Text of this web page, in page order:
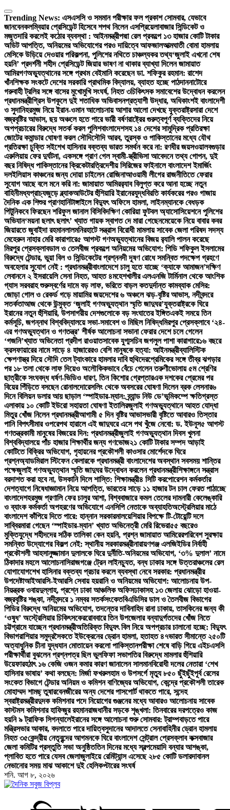
Skip
to
content
Trending News: এসএসসি ও সমমান পরীক্ষার ফল প্রকাশ সোমবার, যেভাবে
জানবেনকলম্বিয়ার প্রেসিডেন্ট হিসেবে শপথ নিলেন এসপ্রিয়েলাবাজার সিন্ডিকেট ও
মজুতদারি করলেই কঠোর ব্যবস্থা : আইনমন্ত্রীপদ্মা রেল প্রকল্পে ১৩ হাজার কোটি টাকার
অডিট আপত্তি, অনিয়মের অভিযোগের পরও দায়িত্বে আফজালআত্মঘাতী বোমা হামলায়
মেসিকে উড়িয়ে দেওয়ার পরিকল্পনা, পুলিশের নথিতে চাঞ্চল্যকর তথ্য‘জুলাই এখনো শেষ
হয়নি’ প্রদর্শনী শহীদ প্রেসিডেন্ট জিয়ার ভাষণ না থাকার ব্যাখ্যা দিলেন জামায়াত
আমিরগণঅভ্যুত্থানের সঙ্গে প্রথম বেইমানি করেছেন ডা. শফিকুর রহমান: রাশেদ
খাঁনশিক্ষক সংকটে দেশের সরকারি প্রাথমিক বিদ্যালয়, ব্যাহত হচ্ছে পাঠদাননাটোরে
গরুবাহী ট্রলির সঙ্গে বাসের মুখোমুখি সংঘর্ষ, নিহত ৩চিকিৎসক সমাবেশের উদ্বোধন করলেন
প্রধানমন্ত্রীগ্রিস উপকূলে দুই শতাধিক অভিবাসনপ্রত্যাশী উদ্ধার, অধিকাংশই বাংলাদেশী
ও সুদানিহরমুজ নিয়ে ইরান-ওমান আলোচনায় আশার আলো দেখছে যুক্তরাষ্ট্রসারা দেশে
বজ্রবৃষ্টির আভাস, ছয় অঞ্চলে হতে পারে ভারী বর্ষণরাষ্ট্রের গুরুত্বপূর্ণ ব্যক্তিদের নিয়ে
অপপ্রচারের বিরুদ্ধে সতর্ক করল পুলিশবাংলাদেশসহ ১৪ দেশের সামুদ্রিক প্রতিরক্ষা
জোটের কমান্ডার ঘোষণা করল সৌদিসৌদি আরব, তুরস্ক ও পাকিস্তানের মধ্যে যৌথ
প্রতিরক্ষা চুক্তি সইশেখ হাসিনার বক্তব্য ভারত সমর্থন করে না: রণধীর জয়সওয়ালবগুড়ার
এরুলিয়ায় ফের দুর্ঘটনা, একসঙ্গে প্রাণ গেল স্বামী-স্ত্রীভিসা আবেদনে তথ্য গোপন, দুই
বছর নিষিদ্ধ পাকিস্তানের ক্রিকেটারত্রিদেশীয় সিরিজের ফাইনালে বাংলাদেশ ইমার্জিং
দলইলিয়াস কাঞ্চনের জন্য দোয়া চাইলেন রোজিনাআওয়ামী লীগের রাজনীতিতে ফেরার
সুযোগ আছে বলে মনে করি না: জামায়াত আমিরর‍্যাব বিলুপ্ত করে আনা হচ্ছে নতুন
বাহিনীমধ্যপ্রাচ্যজুড়ে ব্ল্যাকআউটের হুঁশিয়ারি ইরানেরযুদ্ধবিরতি কার্যকরের পরও গাজায়
দৈনিক এক শিশুর প্রাণহানিটাঙ্গাইলে বিদ্যুৎ অফিসে হামলা, লাইনম্যানকে বেধড়ক
পিটুনিকবে ফিরছেন শরিফুল জানাল বিসিবিদক্ষিণ কোরিয়া ফুটবল অ্যাসোসিয়েশনে পুলিশের
অভিযান‘ময়না ছলাৎ ছলাৎ’ খ্যাত গায়ক স্বাগত দে মারা গেছেনমেয়েকে নিয়ে বাবার কবর
জিয়ারতে জুবাইদা রহমানলালমনিরহাটে সন্ত্রাস বিরোধী মামলায় সাবেক জেলা পরিষদ সদস্য
মেহেরুন নাহার মেরি কারাগারে৫ আগস্ট গণঅভ্যুত্থানের বিজয় র‍্যালি পালন করেছে
মিরপুর প্রেসক্লাবডাল ও তেলবীজ প্রকল্পে অনিয়মের অভিযোগ: পিডি শফিকুল ইসলামের
বিরুদ্ধে টেন্ডার, ভুয়া বিল ও সিন্ডিকেটের প্রশ্ননদী দূষণ রোধে সমন্বিত পদক্ষেপ গ্রহণে
অবহেলার সুযোগ নেই : প্রধানমন্ত্রীবাংলাদেশে চালু হতে যাচ্ছে ‘ক্যাফে আমাজন’দক্ষিণ
লেবাননে ২ ইসরায়েলি সেনা নিহত, আহত ৪মহেশখালীর এলএনজি টার্মিনাল থেকে আংশিক
গ্যাস সরবরাহ শুরুস্বর্ণের দামে বড় লাফ, ভরিতে বাড়ল কতদুর্দান্ত কামব্যাক মেসির:
জোড়া গোল ও রেকর্ড গড়ে মায়ামির জয়দেশের ৬ অঞ্চলে ঝড়-বৃষ্টির আভাস, নদীবন্দরে
সতর্কতাআজ থেকে উন্মুক্ত ‘জুলাই গণঅভ্যুত্থান স্মৃতি জাদুঘর’যুক্তরাষ্ট্রকে ঘিরে
ইরানের নতুন হুঁশিয়ারি, উপসাগরীয় দেশগুলোকে বড় সংঘাতের ইঙ্গিতএকই সময়ে তিন
কর্মসূচি, জগন্নাথ বিশ্ববিদ্যালয়ে সভা-সমাবেশ ও মিছিল নিষিদ্ধমিরপুর প্রেসক্লাবে ‘২৪-
এর গণঅভ্যুত্থান ও গণতন্ত্র’ শীর্ষক আলোচনা সভানা ফেরার দেশে চলে গেলেন
‘গজনি’খ্যাত অভিনেতা প্রদীপ রাওয়াতসাবেক যুগ্মসচিব জগলুল পাশা কারাগারে১৬ বছরে
ক্রসফায়ারের নামে সাড়ে ৪ হাজারেরও বেশি মানুষকে হত্যা: আইনমন্ত্রীব্যালিস্টিক
ক্ষেপণাস্ত্র দিয়ে সৌদি তেল ট্যাংকারে হামলার দাবি হুথিদেরপ্রেমিকের সঙ্গে তীব্র ঝগড়ার
পর ১৮ তলা থেকে লাফ দিয়েও অলৌকিকভাবে বেঁচে গেলেন তরুণীভোলায় ৫ম শ্রেণির
ছাত্রীকে সংঘবদ্ধ ধর্ষণ-ভিডিও ধারণ, তিন কিশোর গ্রেপ্তারএক দশকের প্রেমের পর
বিয়ের পিঁড়িতে বসছেন রোনালদোরেসলিং থেকে অবসরের ঘোষণা দিলেন ব্রক লেসনার৬
দিনে বিলিয়ন ডলার আয় ছাড়াল ‘স্পাইডার-ম্যান: ব্র্যান্ড নিউ ডে’ভূমিকম্পে ক্ষতিগ্রস্ত
এলাকায় ১০ কোটি ইউরো সহায়তা ঘোষণা ইতালিরজুলাই গণঅভ্যুত্থানে আহত যোদ্ধা
মিতুর খোঁজ নিলেন প্রধানমন্ত্রীআগামী ৫ দিন বৃষ্টির আভাসভারী বৃষ্টিতে আবারও তিস্তার
পানি বিপৎসীমার ওপরেপথ হারালে এই জাদুঘরে এসে পথ খুঁজে নেবো: ড. ইউনূস৫ আগস্ট
গণতন্ত্রকামী মানুষের বিজয়ের দিন: প্রধানমন্ত্রীজুলাই গণঅভ্যুত্থান দিবস খুলনা
বিশ্ববিদ্যালয়ে পাঁচ হাজার শিক্ষার্থীর জন্য গণভোজ২১ কোটি টাকার সম্পদ আড়াই
কোটিতে বিক্রির অভিযোগ, গৃহায়নের প্রকৌশলী কাওসার মোর্শেদকে ঘিরে
প্রশ্নঅ্যাডমিরাল স্টিফেন কেলারকে প্রধানমন্ত্রী বাংলাদেশের অবস্থান সবসময় শান্তির
পক্ষেজুলাই গণঅভ্যুত্থান স্মৃতি জাদুঘর উদ্বোধন করলেন প্রধানমন্ত্রীশিক্ষাঙ্গনে সন্ত্রাস
বরদাশত করা হবে না, উসকানি দিলে শাস্তি: শিক্ষামন্ত্রী৪ সিটি করপোরেশন কর্মকর্তার
দেশত্যাগে নিষেধাজ্ঞামান নিয়ে আপত্তি, ভারতের সাড়ে ১১ হাজার টন চাল ফেরত পাঠাচ্ছে
বাংলাদেশহরমুজ প্রণালি ফের চালুর আশা, বিশ্ববাজারে কমল তেলের দামনারী কেলেঙ্কারি
ও ব্যাংক কর্মকর্তা অপহরণের অভিযোগে এনসিপি নেতাকে অব্যাহতিঅস্ট্রেলিয়ার মাঠে
বাংলাদেশ কাঁপিয়ে দিতে পারে: হান্নান সরকারমালয়েশিয়ার বিপক্ষে টি-টোয়েন্টি দলে
সাব্বিরমারা গেছেন ‘স্পাইডার-ম্যান’ খ্যাত অভিনেত্রী মেরি রিভেরা৫৫ বছরেও
মুক্তিযুদ্ধে শহীদদের সঠিক তালিকা কেন হয়নি, প্রশ্ন জামায়াত আমিরেরপরিবেশ সুরক্ষায়
সমন্বিত উদ্যোগের বিকল্প নেই: স্থানীয় সরকারমন্ত্রীনারায়ণগঞ্জ এলজিইডির নির্বাহী
প্রকৌশলী আহসানুজ্জামান দুলালকে ঘিরে দুর্নীতি-অনিয়মের অভিযোগ, ‘৩% দুলাল’ নামে
ঠিকাদার মহলে আলোচনাসিরাজগঞ্জে ট্রেন লাইনচ্যুত, বন্ধ ঢাকার সঙ্গে উত্তরাঞ্চলের রেল
যোগাযোগশেখ হাসিনার বক্তব্য প্রচার করলে ব্যবস্থা নেবে সরকার: প্রধানমন্ত্রীর
উপদেষ্টাআইআরসি-ইআরসি সেবায় হয়রানি ও অনিয়মের অভিযোগ: আলোচনায় উপ-
নিয়ন্ত্রক ওবায়দুল্লাহ, প্রশ্নে ঢাকা আঞ্চলিক অফিসঢাকাসহ ১৩ জেলায় ঝোড়ো হাওয়া-
বজ্রবৃষ্টির শঙ্কা, নদীবন্দরে ১ নম্বর সতর্কসংকেতবিএডিসির ডাল ও তৈলবীজ বিভাগের
পিডির বিরুদ্ধে অনিয়মের অভিযোগ, তদন্তের দাবিনাহিদ রানা ঢাকায়, তাসকিনের জন্য কী
‘ওষুধ’ অস্ট্রেলিয়ার চিকিৎসকেররোববারে তিন উপজেলার বন্যাদুর্গতদের খোঁজ নিতে
চট্টগ্রামে যাচ্ছেন প্রধানমন্ত্রীঅতিরিক্ত বিদ্যুৎ বিল নিয়ে অপপ্রচার চালানো হচ্ছে: বিদ্যুৎ
বিভাগরাশিয়ার সমুদ্রসৈকতে ইউক্রেনের ড্রোন হামলা, হতাহত ৪৭ভারত সীমান্তে ২৫০টি
অত্যাধুনিক চীনা যুদ্ধযান মোতায়েন করলো পাকিস্তানপরীক্ষা শেষে বাড়ি গিয়ে এইচএসসি
পরীক্ষার্থীরা বুঝলেন প্রশ্নপত্র ছিল ভুলফিফা সভাপতির বিরুদ্ধে মামলার হুঁশিয়ারি
উয়েফারহঠাৎ ১৬ কেজি ওজন কমার কারণ জানালেন সালমানবিরোধী দলের নেতারা ‘শেখ
হাসিনার ভাষায়’ কথা বলছেন: মির্জা ফখরুলহাম ও উপসর্গে মৃত্যু ৮৫০ ছুঁইছুঁইপূর্ব রেলের
সংকেত বিভাগে টেন্ডার অনিয়ম ও কমিশন বাণিজ্যের অভিযোগ, কেন্দ্রে প্রকৌশলী তারেক
মোহাম্মদ শামছ্ তুষারবেনজীরের অন্য দেশের পাসপোর্ট থাকতে পারে, সন্দেহ
স্বরাষ্ট্রমন্ত্রীরদুদক কমিশনার পদে নিয়োগের গুঞ্জনের মধ্যে আবারও আলোচনায় সাবেক
কাস্টমস কমিশনার হাফিজুর রহমানরাজধানীর সড়কে শৃঙ্খলা: তিনবারের দরপত্রেও কাজ
হয়নি ৯ ট্রাফিক সিগন্যালেইরানের সঙ্গে আলোচনা শুরু সোমবার: ট্রাম্পবাড়তে পারে
মন্ত্রিসভার আকার, বদলাতে পারে দায়িত্বসুদানের আদালতে সেনাবাহিনীর ড্রোন হামলায়
নিহত ৩৫কেন্দ্রীয় নেতৃবৃন্দের আগমনকে ঘিরে বাংলাদেশ সেন্ট্রাল প্রেসক্লাব কক্সবাজার
জেলা কমিটির প্রস্তুতি সভা অনুষ্ঠিততিন দিনের মধ্যে স্বল্পমেয়াদি বন্যার আশঙ্কা,
প্লাবিত হতে পারে যেসব জেলাজুলাইয়ে রেমিট্যান্স এসেছে ২৮৫ কোটি ডলারদাবানল
নেভানোর সময় মাঝ আকাশে দুই হেলিকপ্টারের সংঘর্ষ
শনি. আগ ৮, ২০২৬
বাংলা নিউজ পেপার